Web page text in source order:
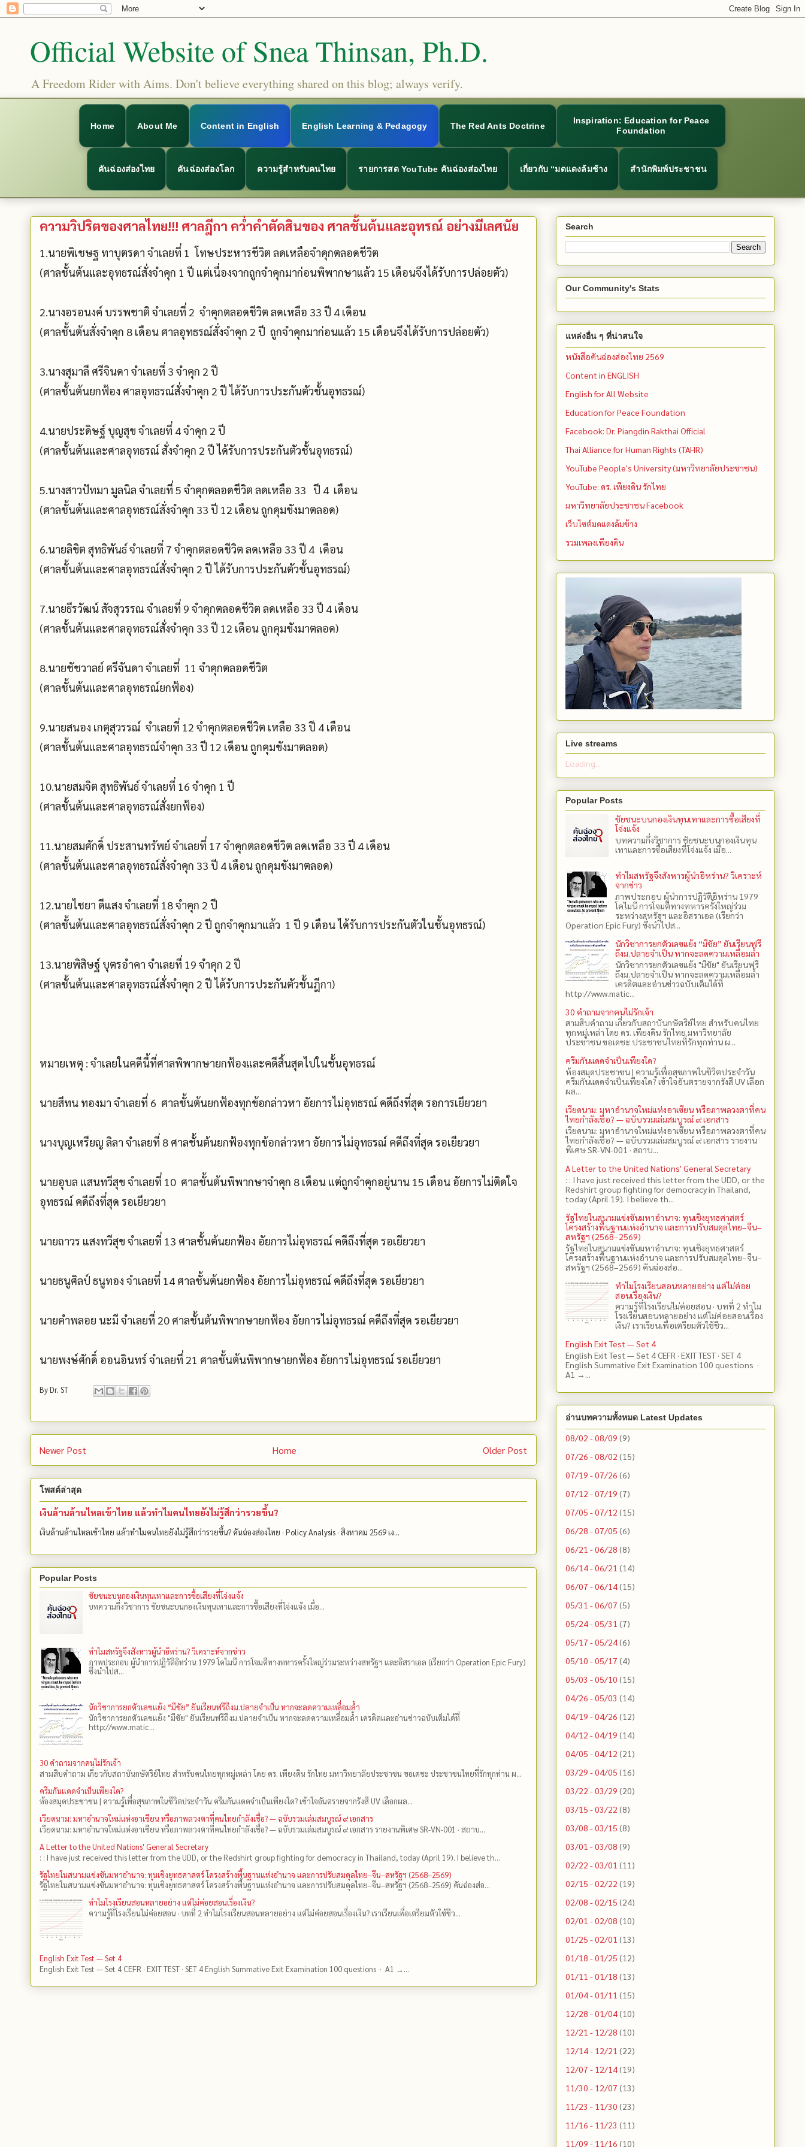
Official Website of Snea Thinsan, Ph.D.
A Freedom Rider with Aims. Don't believe everything shared on this blog; always verify.
Home About Me Content in English English Learning & Pedagogy The Red Ants Doctrine
Inspiration: Education for Peace
Foundation
คันฉ่องส่องไทย คันฉ่องส่องโลก ความรู้สำหรับคนไทย รายการสด YouTube คันฉ่องส่องไทย เกี่ยวกับ “มดแดงล้มช้าง สำนักพิมพ์ประชาชน
ความวิปริตของศาลไทย!!! ศาลฎีกา คว่ำคำตัดสินของ ศาลชั้นต้นและอุทรณ์ อย่างมีเลศนัย
1.นายพิเชษฐ ทาบุตรดา จำเลยที่ 1 โทษประหารชีวิต ลดเหลือจำคุกตลอดชีวิต
(ศาลชั้นต้นและอุทธรณ์สั่งจำคุก 1 ปี แต่เนื่องจากถูกจำคุกมาก่อนพิพากษาแล้ว 15 เดือนจึงได้รับการปล่อยตัว)
2.นางอรอนงค์ บรรพชาติ จำเลยที่ 2 จำคุกตลอดชีวิต ลดเหลือ 33 ปี 4 เดือน
(ศาลชั้นต้นสั่งจำคุก 8 เดือน ศาลอุทธรณ์สั่งจำคุก 2 ปี ถูกจำคุกมาก่อนแล้ว 15 เดือนจึงได้รับการปล่อยตัว)
3.นางสุมาลี ศรีจินดา จำเลยที่ 3 จำคุก 2 ปี
(ศาลชั้นต้นยกฟ้อง ศาลอุทธรณ์สั่งจำคุก 2 ปี ได้รับการประกันตัวชั้นอุทธรณ์)
4.นายประดิษฐ์ บุญสุข จำเลยที่ 4 จำคุก 2 ปี
(ศาลชั้นต้นและศาลอุทธรณ์ สั่งจำคุก 2 ปี ได้รับการประกันตัวชั้นอุทธรณ์)
5.นางสาวปัทมา มูลนิล จำเลยที่ 5 จำคุกตลอดชีวิต ลดเหลือ 33 ปี 4 เดือน
(ศาลชั้นต้นและศาลอุทธรณ์สั่งจำคุก 33 ปี 12 เดือน ถูกคุมขังมาตลอด)
6.นายลิขิต สุทธิพันธ์ จำเลยที่ 7 จำคุกตลอดชีวิต ลดเหลือ 33 ปี 4 เดือน
(ศาลชั้นต้นและศาลอุทธรณ์สั่งจำคุก 2 ปี ได้รับการประกันตัวชั้นอุทธรณ์)
7.นายธีรวัฒน์ สัจสุวรรณ จำเลยที่ 9 จำคุกตลอดชีวิต ลดเหลือ 33 ปี 4 เดือน
(ศาลชั้นต้นและศาลอุทธรณ์สั่งจำคุก 33 ปี 12 เดือน ถูกคุมขังมาตลอด)
8.นายชัชวาลย์ ศรีจันดา จำเลยที่ 11 จำคุกตลอดชีวิต
(ศาลชั้นต้นและศาลอุทธรณ์ยกฟ้อง)
9.นายสนอง เกตุสุวรรณ์ จำเลยที่ 12 จำคุกตลอดชีวิต เหลือ 33 ปี 4 เดือน
(ศาลชั้นต้นและศาลอุทธรณ์จำคุก 33 ปี 12 เดือน ถูกคุมขังมาตลอด)
10.นายสมจิต สุทธิพันธ์ จำเลยที่ 16 จำคุก 1 ปี
(ศาลชั้นต้นและศาลอุทธรณ์สั่งยกฟ้อง)
11.นายสมศักดิ์ ประสานทรัพย์ จำเลยที่ 17 จำคุกตลอดชีวิต ลดเหลือ 33 ปี 4 เดือน
(ศาลชั้นต้นและศาลอุทธรณ์สั่งจำคุก 33 ปี 4 เดือน ถูกคุมขังมาตลอด)
12.นายไชยา ดีแสง จำเลยที่ 18 จำคุก 2 ปี
(ศาลชั้นต้นและศาลอุทธรณ์สั่งจำคุก 2 ปี ถูกจำคุกมาแล้ว 1 ปี 9 เดือน ได้รับการประกันตัวในชั้นอุทธรณ์)
13.นายพิสิษฐ์ บุตรอำคา จำเลยที่ 19 จำคุก 2 ปี
(ศาลชั้นต้นและศาลอุทธรณ์สั่งจำคุก 2 ปี ได้รับการประกันตัวชั้นฎีกา)
หมายเหตุ : จำเลยในคดีนี้ที่ศาลพิพากษายกฟ้องและคดีสิ้นสุดไปในชั้นอุทธรณ์
นายสีทน ทองมา จำเลยที่ 6 ศาลชั้นต้นยกฟ้องทุกข้อกล่าวหา อัยการไม่อุทธรณ์ คดีถึงที่สุด รอการเยียวยา
นางบุญเหรียญ ลิลา จำเลยที่ 8 ศาลชั้นต้นยกฟ้องทุกข้อกล่าวหา อัยการไม่อุทธรณ์ คดีถึงที่สุด รอเยียวยา
นายอุบล แสนทวีสุข จำเลยที่ 10 ศาลชั้นต้นพิพากษาจำคุก 8 เดือน แต่ถูกจำคุกอยู่นาน 15 เดือน อัยการไม่ติดใจ
อุทธรณ์ คดีถึงที่สุด รอเยียวยา
นายถาวร แสงทวีสุข จำเลยที่ 13 ศาลชั้นต้นยกฟ้อง อัยการไม่อุทธรณ์ คดีถึงที่สุด รอเยียวยา
นายธนูศิลป์ ธนูทอง จำเลยที่ 14 ศาลชั้นต้นยกฟ้อง อัยการไม่อุทธรณ์ คดีถึงที่สุด รอเยียวยา
นายคำพลอย นะมี จำเลยที่ 20 ศาลชั้นต้นพิพากษายกฟ้อง อัยการไม่อุทธรณ์ คดีถึงที่สุด รอเยียวยา
นายพงษ์ศักดิ์ ออนอินทร์ จำเลยที่ 21 ศาลชั้นต้นพิพากษายกฟ้อง อัยการไม่อุทธรณ์ รอเยียวยา
ByDr. ST
Newer Post Older Post
Home
โพสต์ล่าสุด
เงินล้านล้านไหลเข้าไทย แล้วทำไมคนไทยยังไม่รู้สึกว่ารวยขึ้น?
เงินล้านล้านไหลเข้าไทย แล้วทำไมคนไทยยังไม่รู้สึกว่ารวยขึ้น? คันฉ่องส่องไทย · Policy Analysis · สิงหาคม 2569 เง...
Popular Posts
ชัยชนะบนกองเงินทุนเทาและการซื้อเสียงที่โจ่งแจ้ง
บทความกึ่งวิชาการ ชัยชนะบนกองเงินทุนเทาและการซื้อเสียงที่โจ่งแจ้ง เมื่อ...
ทำไมสหรัฐจึงสังหารผู้นำอิหร่าน? วิเคราะห์จากข่าว
ภาพประกอบ ผู้นำการปฏิวัติอิหร่าน 1979 โคไมนี การโจมตีทางทหารครั้งใหญ่ร่วมระหว่างสหรัฐฯ และอิสราเอล (เรียกว่า Operation Epic Fury)
ซึ่งนำไปส...
นักวิชาการยกตัวเลขแย้ง “มีชัย” ยันเรียนฟรีถึงม.ปลายจำเป็น หากจะลดความเหลื่อมล้ำ
นักวิชาการยกตัวเลขแย้ง "มีชัย" ยันเรียนฟรีถึงม.ปลายจำเป็น หากจะลดความเหลื่อมล้ำ เครดิตและอ่านข่าวฉบับเต็มได้ที่
http://www.matic...
30 คำถามจากคนไม่รักเจ้า
สามสิบคำถาม เกี่ยวกับสถาบันกษัตริย์ไทย สำหรับคนไทยทุกหมู่เหล่า โดย ดร.​ เพียงดิน รักไทย มหาวิทยาลัยประชาชน ขอเดชะ ประชาชนไทยที่รักทุกท่าน ผ...
ครีมกันแดดจำเป็นเพียงใด?
ห้องสมุดประชาชน | ความรู้เพื่อสุขภาพในชีวิตประจำวัน ครีมกันแดดจำเป็นเพียงใด? เข้าใจอันตรายจากรังสี UV เลือกผล...
เวียดนาม: มหาอำนาจใหม่แห่งอาเซียน หรือภาพลวงตาที่คนไทยกำลังเชื่อ? — ฉบับรวมเล่มสมบูรณ์ ๙ เอกสาร
เวียดนาม: มหาอำนาจใหม่แห่งอาเซียน หรือภาพลวงตาที่คนไทยกำลังเชื่อ? — ฉบับรวมเล่มสมบูรณ์ ๙ เอกสาร รายงานพิเศษ SR-VN-001 · สถาบ...
A Letter to the United Nations' General Secretary
: : I have just received this letter from the UDD, or the Redshirt group fighting for democracy in Thailand, today (April 19). I believe th...
รัฐไทยในสนามแข่งขันมหาอำนาจ: ทุนเชิงยุทธศาสตร์ โครงสร้างพื้นฐานแห่งอำนาจ และการปรับสมดุลไทย–จีน–สหรัฐฯ (2568–2569)
รัฐไทยในสนามแข่งขันมหาอำนาจ: ทุนเชิงยุทธศาสตร์ โครงสร้างพื้นฐานแห่งอำนาจ และการปรับสมดุลไทย–จีน–สหรัฐฯ (2568–2569) คันฉ่องส่อ...
ทำไมโรงเรียนสอนหลายอย่าง แต่ไม่ค่อยสอนเรื่องเงิน?
ความรู้ที่โรงเรียนไม่ค่อยสอน · บทที่ 2 ทำไมโรงเรียนสอนหลายอย่าง แต่ไม่ค่อยสอนเรื่องเงิน? เราเรียนเพื่อเตรียมตัวใช้ชีว...
English Exit Test — Set 4
English Exit Test — Set 4 CEFR · EXIT TEST · SET 4 English Summative Exit Examination 100 questions · A1 →...
Search
Our Community's Stats
แหล่งอื่น ๆ ที่น่าสนใจ
หนังสือคันฉ่องส่องไทย 2569
Content in ENGLISH
English for All Website
Education for Peace Foundation
Facebook: Dr. Piangdin Rakthai Official
Thai Alliance for Human Rights (TAHR)
YouTube People's University (มหาวิทยาลัยประชาชน)
YouTube: ดร. เพียงดิน รักไทย
มหาวิทยาลัยประชาชน Facebook
เว็บไซต์มดแดงล้มช้าง
รวมเพลงเพียงดิน
Live streams
Loading...
Popular Posts
ชัยชนะบนกองเงินทุนเทาและการซื้อเสียงที่
โจ่งแจ้ง
บทความกึ่งวิชาการ ชัยชนะบนกองเงินทุน
เทาและการซื้อเสียงที่โจ่งแจ้ง เมื่อ...
ทำไมสหรัฐจึงสังหารผู้นำอิหร่าน? วิเคราะห์
จากข่าว
ภาพประกอบ ผู้นำการปฏิวัติอิหร่าน 1979
โคไมนี การโจมตีทางทหารครั้งใหญ่ร่วม
ระหว่างสหรัฐฯ และอิสราเอล (เรียกว่า
Operation Epic Fury) ซึ่งนำไปส...
นักวิชาการยกตัวเลขแย้ง “มีชัย” ยันเรียนฟรี
ถึงม.ปลายจำเป็น หากจะลดความเหลื่อมล้ำ
นักวิชาการยกตัวเลขแย้ง "มีชัย" ยันเรียนฟรี
ถึงม.ปลายจำเป็น หากจะลดความเหลื่อมล้ำ
เครดิตและอ่านข่าวฉบับเต็มได้ที่
http://www.matic...
30 คำถามจากคนไม่รักเจ้า
สามสิบคำถาม เกี่ยวกับสถาบันกษัตริย์ไทย สำหรับคนไทย
ทุกหมู่เหล่า โดย ดร.​ เพียงดิน รักไทย มหาวิทยาลัย
ประชาชน ขอเดชะ ประชาชนไทยที่รักทุกท่าน ผ...
ครีมกันแดดจำเป็นเพียงใด?
ห้องสมุดประชาชน | ความรู้เพื่อสุขภาพในชีวิตประจำวัน
ครีมกันแดดจำเป็นเพียงใด? เข้าใจอันตรายจากรังสี UV เลือก
ผล...
เวียดนาม: มหาอำนาจใหม่แห่งอาเซียน หรือภาพลวงตาที่คน
ไทยกำลังเชื่อ? — ฉบับรวมเล่มสมบูรณ์ ๙ เอกสาร
เวียดนาม: มหาอำนาจใหม่แห่งอาเซียน หรือภาพลวงตาที่คน
ไทยกำลังเชื่อ? — ฉบับรวมเล่มสมบูรณ์ ๙ เอกสาร รายงาน
พิเศษ SR-VN-001 · สถาบ...
A Letter to the United Nations' General Secretary
: : I have just received this letter from the UDD, or the
Redshirt group fighting for democracy in Thailand,
today (April 19). I believe th...
รัฐไทยในสนามแข่งขันมหาอำนาจ: ทุนเชิงยุทธศาสตร์
โครงสร้างพื้นฐานแห่งอำนาจ และการปรับสมดุลไทย–จีน–
สหรัฐฯ (2568–2569)
รัฐไทยในสนามแข่งขันมหาอำนาจ: ทุนเชิงยุทธศาสตร์
โครงสร้างพื้นฐานแห่งอำนาจ และการปรับสมดุลไทย–จีน–
สหรัฐฯ (2568–2569) คันฉ่องส่อ...
ทำไมโรงเรียนสอนหลายอย่าง แต่ไม่ค่อย
สอนเรื่องเงิน?
ความรู้ที่โรงเรียนไม่ค่อยสอน · บทที่ 2 ทำไม
โรงเรียนสอนหลายอย่าง แต่ไม่ค่อยสอนเรื่อง
เงิน? เราเรียนเพื่อเตรียมตัวใช้ชีว...
English Exit Test — Set 4
English Exit Test — Set 4 CEFR · EXIT TEST · SET 4
English Summative Exit Examination 100 questions ·
A1 →...
อ่านบทความทั้งหมด Latest Updates
08/02 - 08/09 (9)
07/26 - 08/02 (15)
07/19 - 07/26 (6)
07/12 - 07/19 (7)
07/05 - 07/12 (15)
06/28 - 07/05 (6)
06/21 - 06/28 (8)
06/14 - 06/21 (14)
06/07 - 06/14(15)
05/31 - 06/07 (5)
05/24 - 05/31 (7)
05/17 - 05/24(6)
05/10 - 05/17 (4)
05/03 - 05/10 (15)
04/26 - 05/03 (14)
04/19 - 04/26 (12)
04/12 - 04/19 (14)
04/05 - 04/12 (21)
03/29 - 04/05 (16)
03/22 - 03/29 (20)
03/15 - 03/22 (8)
03/08 - 03/15 (8)
03/01 - 03/08 (9)
02/22 - 03/01 (11)
02/15 - 02/22 (19)
02/08 - 02/15 (24)
02/01 - 02/08 (10)
01/25 - 02/01 (13)
01/18 - 01/25 (12)
01/11 - 01/18 (13)
01/04 - 01/11 (15)
12/28 - 01/04(10)
12/21 - 12/28 (10)
12/14 - 12/21 (22)
12/07 - 12/14(19)
11/30 - 12/07 (13)
11/23 - 11/30 (23)
11/16 - 11/23 (11)
11/09 - 11/16 (10)